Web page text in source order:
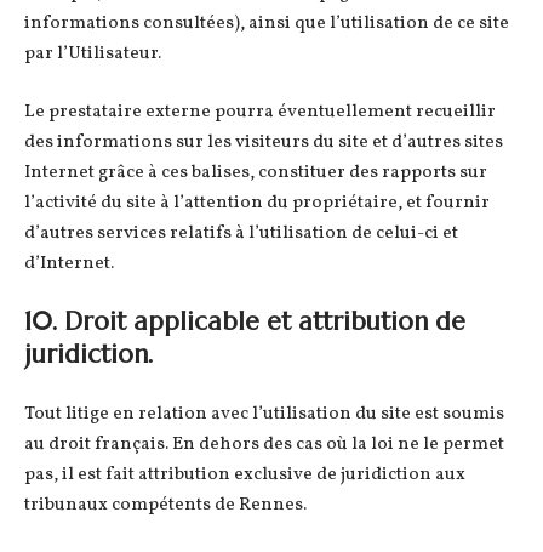
informations consultées), ainsi que l’utilisation de ce site
par l’Utilisateur.
Le prestataire externe pourra éventuellement recueillir
des informations sur les visiteurs du site et d’autres sites
Internet grâce à ces balises, constituer des rapports sur
l’activité du site à l’attention du propriétaire, et fournir
d’autres services relatifs à l’utilisation de celui-ci et
d’Internet.
10. Droit applicable et attribution de
juridiction.
Tout litige en relation avec l’utilisation du site est soumis
au droit français. En dehors des cas où la loi ne le permet
pas, il est fait attribution exclusive de juridiction aux
tribunaux compétents de Rennes.